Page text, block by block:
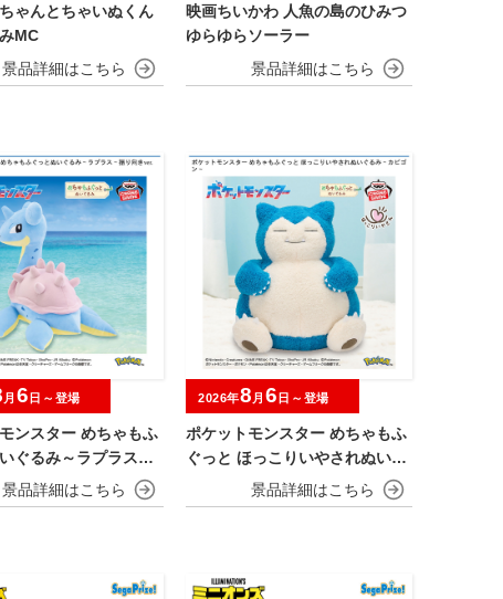
ゃんとちゃいぬくん
MC
映画ちいかわ 人魚の島のひみつ
ゆらゆらソーラー
ンスター めちゃもふ
ぐるみ～ラプラス～
月 6 日～登場
ポケットモンスター めちゃもふ
ぐっと ほっこりいやされぬいぐ
るみ～カビゴン～
2026年8 月 6 日～登場